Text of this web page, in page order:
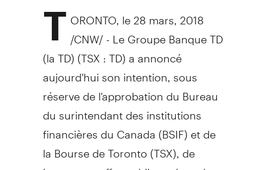
T ORONTO , le 28 mars, 2018
/CNW/ -Le Groupe Banque TD
(la TD) (TSX : TD) a annoncé
aujourd'hui son intention, sous
réserve de l'approbation du Bureau
du surintendant des institutions
financières du Canada(BSIF) et de
la Bourse deToronto(TSX), de